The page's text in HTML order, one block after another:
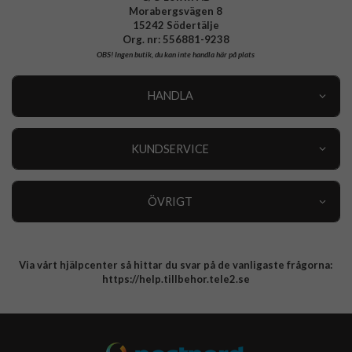
Morabergsvägen 8
15242 Södertälje
Org. nr: 556881-9238
OBS!Ingen butik, du kan inte handla här på plats
HANDLA
KUNDSERVICE
ÖVRIGT
Integritetspolicy
Via vårt hjälpcenter så hittar du svar på de vanligaste frågorna:
https://help.tillbehor.tele2.se